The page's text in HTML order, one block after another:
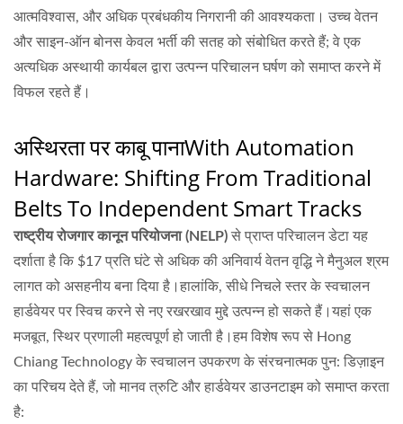
आत्मविश्वास, और अधिक प्रबंधकीय निगरानी की आवश्यकता। उच्च वेतन
और साइन-ऑन बोनस केवल भर्ती की सतह को संबोधित करते हैं; वे एक
अत्यधिक अस्थायी कार्यबल द्वारा उत्पन्न परिचालन घर्षण को समाप्त करने में
विफल रहते हैं।
अस्थिरता पर काबू पानाWith Automation
Hardware: Shifting From Traditional
Belts To Independent Smart Tracks
राष्ट्रीय रोजगार कानून परियोजना (NELP) से प्राप्त परिचालन डेटा यह
दर्शाता है कि $17 प्रति घंटे से अधिक की अनिवार्य वेतन वृद्धि ने मैनुअल श्रम
लागत को असहनीय बना दिया है।हालांकि, सीधे निचले स्तर के स्वचालन
हार्डवेयर पर स्विच करने से नए रखरखाव मुद्दे उत्पन्न हो सकते हैं।यहां एक
मजबूत, स्थिर प्रणाली महत्वपूर्ण हो जाती है।हम विशेष रूप से Hong
Chiang Technology के स्वचालन उपकरण के संरचनात्मक पुन: डिज़ाइन
का परिचय देते हैं, जो मानव त्रुटि और हार्डवेयर डाउनटाइम को समाप्त करता
है: